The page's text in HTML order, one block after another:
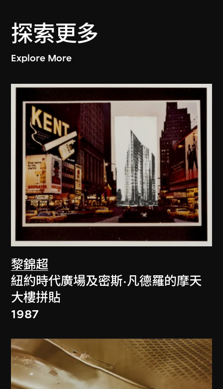
探索更多
Explore More
黎錦超
紐約時代廣場及密斯·凡德羅的摩天
大樓拼貼
1987